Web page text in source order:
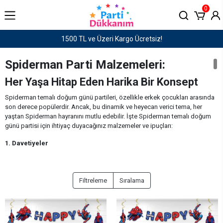
Haftaiçi saat 15:00'e kadar verilen siparişler AYNI GÜN KARGO!
0
Spiderman Parti Malzemeleri:
Her Yaşa Hitap Eden Harika Bir Konsept
Spiderman temalı doğum günü partileri, özellikle erkek çocukları arasında
son derece popülerdir. Ancak, bu dinamik ve heyecan verici tema, her
yaştan Spiderman hayranını mutlu edebilir. İşte Spiderman temalı doğum
günü partisi için ihtiyaç duyacağınız malzemeler ve ipuçları:
1. Davetiyeler
kullanılabilir. Kendi el yapımı davetiyelerinizi yapabilir sosyal medyadan
2.Spiderman Doğum Günü Süsleri
Filtreleme Sıralama